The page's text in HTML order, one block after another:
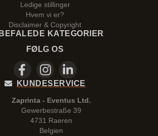
Ledige stillinger
Hvem vi er?
Disclaimer & Copyright
KATEGORIER
FØLG OS
KUNDESERVICE
Zaprinta - Eventus Ltd.
Gewerbestraße 39
4731 Raeren
Belgien